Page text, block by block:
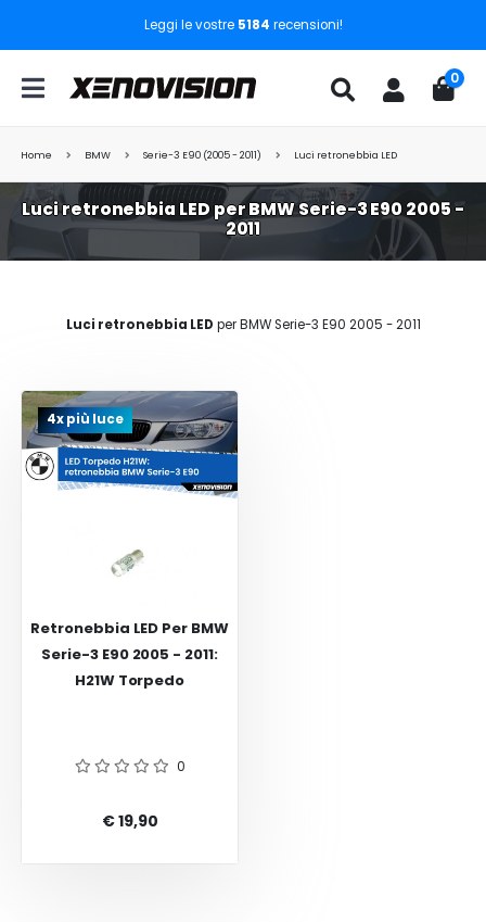
Leggi le vostre 5184 recensioni!
0
Home BMW Serie-3 E90 (2005 - 2011) Luci retronebbia LED
Luci retronebbia LED per BMW Serie-3 E90 2005 -
2011
Luci retronebbia LED per BMW Serie-3 E90 2005 - 2011
4x più luce
Retronebbia LED Per BMW
Serie-3 E90 2005 - 2011:
H21W Torpedo
0
€ 19,90